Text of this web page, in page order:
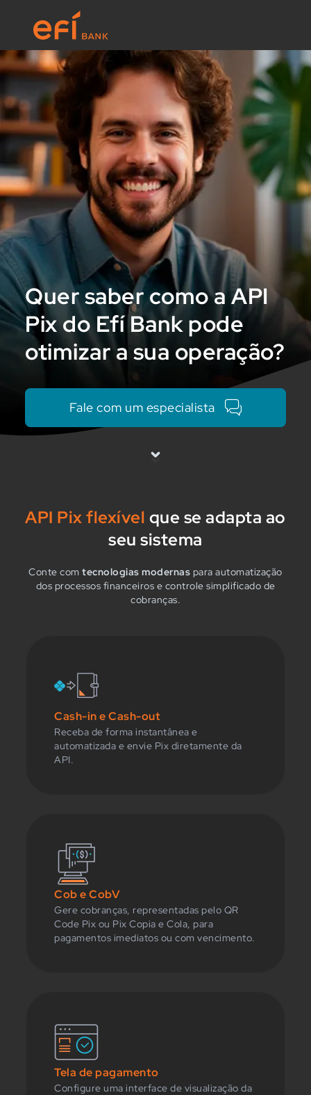
Quer saber como a API
Pix do Efí Bank pode
otimizar a sua operação?
Fale com um especialista
API Pix flexível que se adapta ao
seu sistema
Conte comtecnologias modernas para automatização
dos processos financeiros e controle simplificado de
cobranças.
Cash-in e Cash-out
Receba de forma instantânea e
automatizada e envie Pix diretamente da
API.
Cob e CobV
Gere cobranças, representadas pelo QR
Code Pix ou Pix Copia e Cola, para
pagamentos imediatos ou com vencimento.
Tela de pagamento
Configure uma interface de visualização da